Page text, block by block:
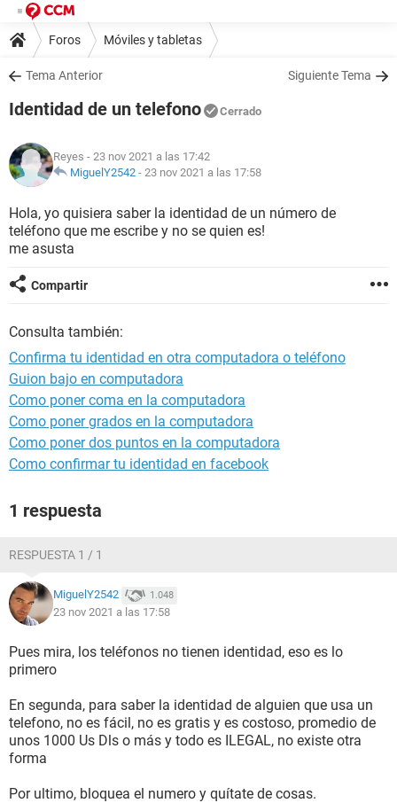
Foros Móviles y tabletas
Tema Anterior Siguiente Tema
Identidad de un telefono Cerrado
Reyes - 23 nov 2021 a las 17:42
MiguelY2542 - 23 nov 2021 a las 17:58
Hola, yo quisiera saber la identidad de un número de
teléfono que me escribe y no se quien es!
me asusta
Compartir
Consulta también:
Confirma tu identidad en otra computadora o teléfono
Guion bajo en computadora
Como poner coma en la computadora
Como poner grados en la computadora
Como poner dos puntos en la computadora
Como confirmar tu identidad en facebook
1 respuesta
RESPUESTA 1 / 1
MiguelY2542 1.048
23 nov 2021 a las 17:58
Pues mira, los teléfonos no tienen identidad, eso es lo
primero
En segunda, para saber la identidad de alguien que usa un
telefono, no es fácil, no es gratis y es costoso, promedio de
unos 1000 Us Dls o más y todo es ILEGAL, no existe otra
forma
Por ultimo, bloquea el numero y quítate de cosas.